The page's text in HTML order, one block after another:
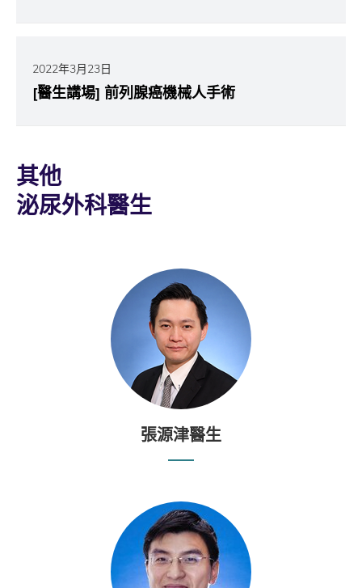
2022年3月23日
[醫生講場] 前列腺癌機械人手術
其他
泌尿外科醫生
張源津醫生